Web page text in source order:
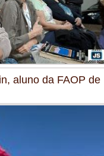
aluno da FAOP de